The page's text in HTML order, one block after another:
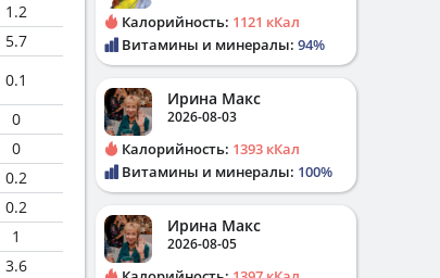
1.2
5.7
0.1
0
0
0.2
0.2
1
3.6
Калорийность: 1121 кКал
Витамины и минералы: 94%
Ирина Макс
2026-08-03
Калорийность: 1393 кКал
Витамины и минералы: 100%
Ирина Макс
2026-08-05